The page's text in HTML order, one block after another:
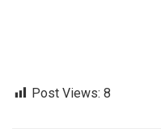
Post Views: 8